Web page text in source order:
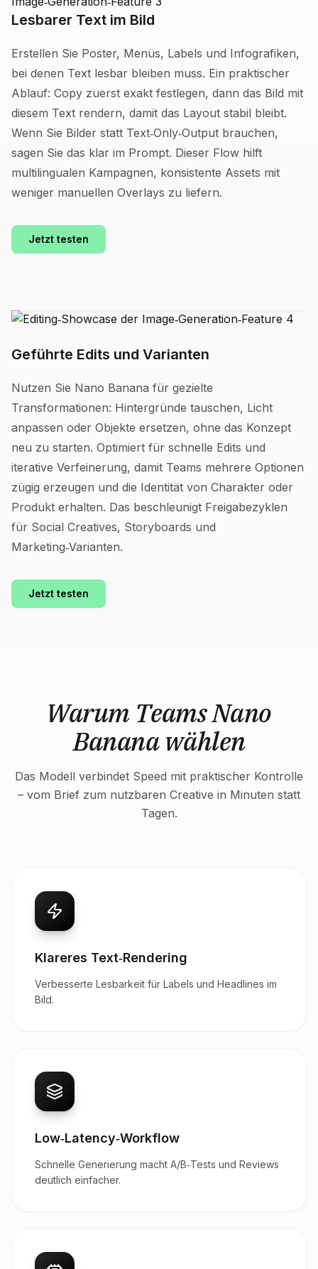
Lesbarer Text im Bild
Erstellen Sie Poster, Menüs, Labels und Infografiken,
bei denen Text lesbar bleiben muss. Ein praktischer
Ablauf: Copy zuerst exakt festlegen, dann das Bild mit
diesem Text rendern, damit das Layout stabil bleibt.
Wenn Sie Bilder statt Text‑Only‑Output brauchen,
sagen Sie das klar im Prompt. Dieser Flow hilft
multilingualen Kampagnen, konsistente Assets mit
weniger manuellen Overlays zu liefern.
Jetzt testen
Geführte Edits und Varianten
Nutzen Sie Nano Banana für gezielte
Transformationen: Hintergründe tauschen, Licht
anpassen oder Objekte ersetzen, ohne das Konzept
neu zu starten. Optimiert für schnelle Edits und
iterative Verfeinerung, damit Teams mehrere Optionen
zügig erzeugen und die Identität von Charakter oder
Produkt erhalten. Das beschleunigt Freigabezyklen
für Social Creatives, Storyboards und
Marketing‑Varianten.
Jetzt testen
Warum Teams Nano
Banana wählen
Das Modell verbindet Speed mit praktischer Kontrolle
– vom Brief zum nutzbaren Creative in Minuten statt
Tagen.
Klareres Text‑Rendering
Verbesserte Lesbarkeit für Labels und Headlines im
Bild.
Low‑Latency‑Workflow
Schnelle Generierung macht A/B‑Tests und Reviews
deutlich einfacher.